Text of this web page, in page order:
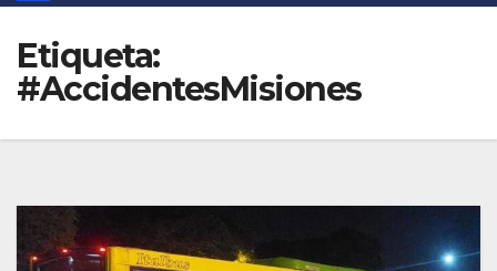
Etiqueta:
#AccidentesMisiones